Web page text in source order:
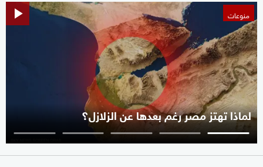
منوعات
لماذا تهتز مصر رغم بعدها عن الزلازل؟